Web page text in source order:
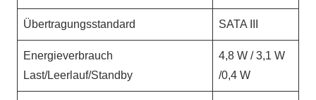
Übertragungsstandard SATA III
Energieverbrauch
Last/Leerlauf/Standby
4,8 W / 3,1 W
/0,4 W